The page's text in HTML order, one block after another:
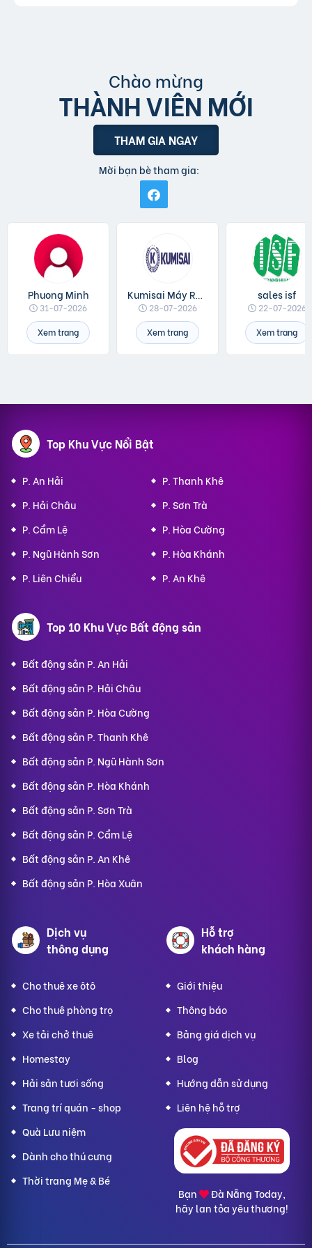
Chào mừng
THÀNH VIÊN MỚI
THAM GIA NGAY
Mời bạn bè tham gia:
Phuong Minh
31-07-2026
Xem trang
Kumisai Máy Rửa Xe
28-07-2026
Xem trang
sales isf
22-07-2026
Xem trang
Top Khu Vực Nổi Bật
P. An Hải
P. Thanh Khê
P. Hải Châu
P. Sơn Trà
P. Cẩm Lệ
P. Hòa Cường
P. Ngũ Hành Sơn
P. Hòa Khánh
P. Liên Chiểu
P. An Khê
Top 10 Khu Vực Bất động sản
Bất động sản P. An Hải
Bất động sản P. Hải Châu
Bất động sản P. Hòa Cường
Bất động sản P. Thanh Khê
Bất động sản P. Ngũ Hành Sơn
Bất động sản P. Hòa Khánh
Bất động sản P. Sơn Trà
Bất động sản P. Cẩm Lệ
Bất động sản P. An Khê
Bất động sản P. Hòa Xuân
Dịch vụ
thông dụng
Cho thuê xe ôtô
Cho thuê phòng trọ
Xe tải chở thuê
Homestay
Hải sản tươi sống
Trang trí quán - shop
Quà Lưu niệm
Dành cho thú cưng
Thời trang Mẹ & Bé
Hỗ trợ
khách hàng
Giới thiệu
Thông báo
Bảng giá dịch vụ
Blog
Hướng dẫn sử dụng
Liên hệ hỗ trợ
Bạn
Đà Nẵng Today,
hãy lan tỏa yêu thương!